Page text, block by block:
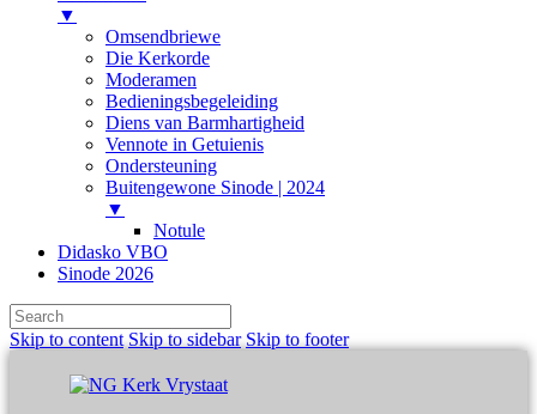
▼
Omsendbriewe
Die Kerkorde
Moderamen
Bedieningsbegeleiding
Diens van Barmhartigheid
Vennote in Getuienis
Ondersteuning
Buitengewone Sinode | 2024
▼
Notule
Didasko VBO
Sinode 2026
Skip to content Skip to sidebar Skip to footer